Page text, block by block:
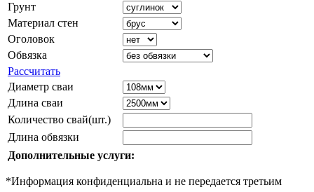
Грунт
Материал стен
Оголовок
Обвязка
Рассчитать
Диаметр сваи
Длина сваи
Количество свай(шт.)
Длина обвязки
Дополнительные услуги:
*Информация конфиденциальна и не передается третьим